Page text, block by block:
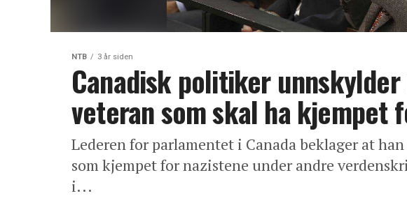
NTB 3 år siden
Canadisk politiker
veteran som skal ha kjempet
Lederen for parlamentet i Canada beklager at
som kjempet for nazistene under andre
i...